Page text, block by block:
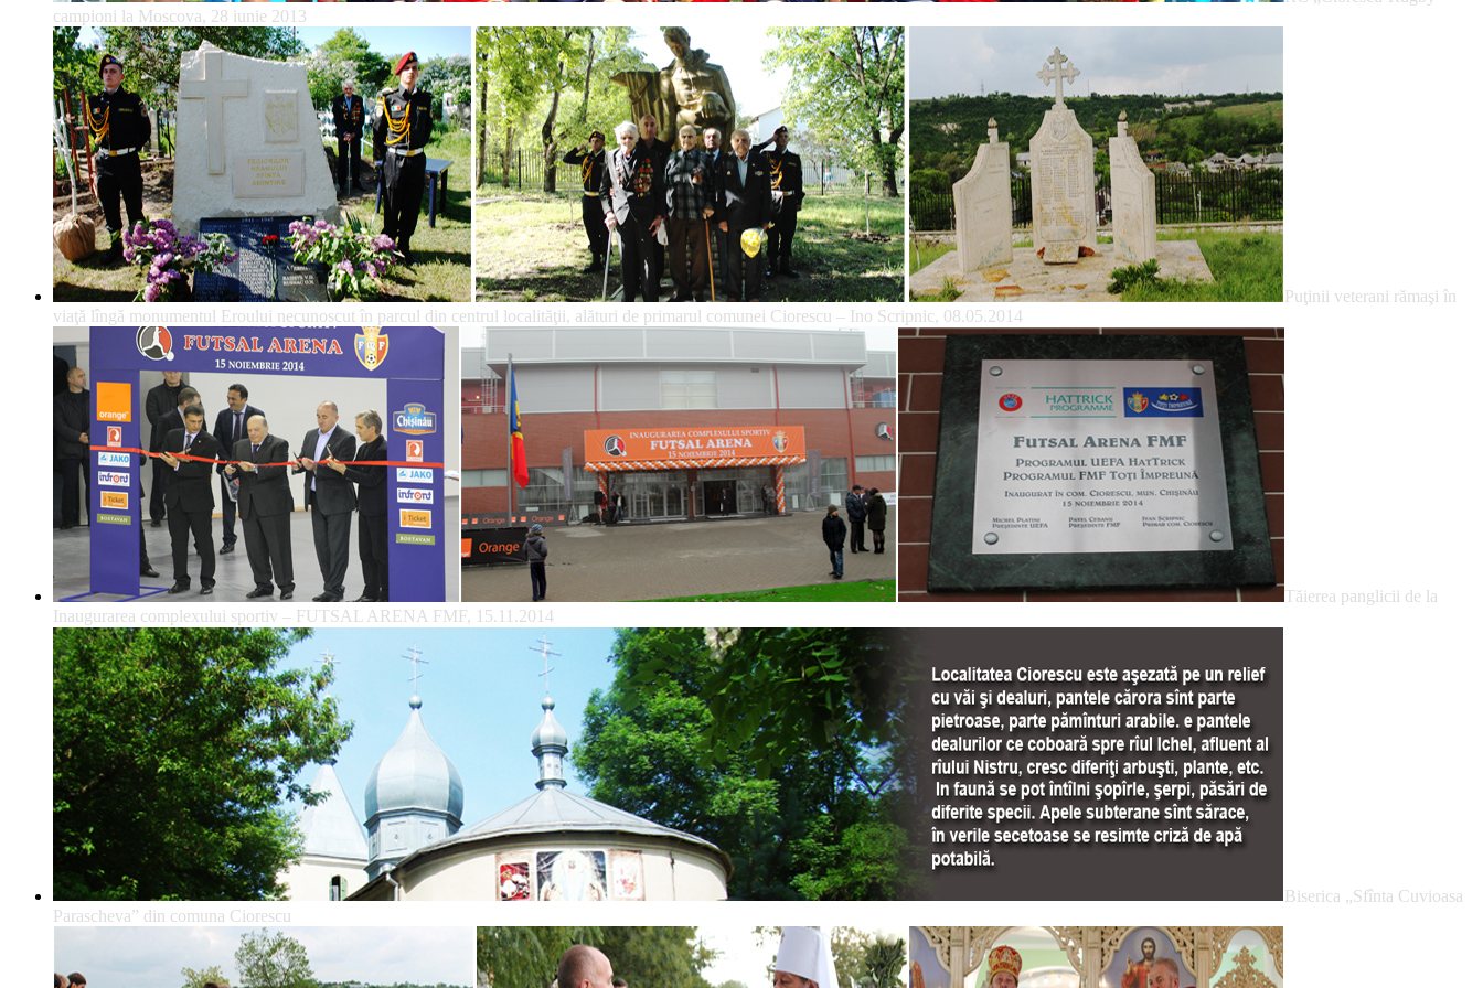
campioni la Moscova, 28 iunie 2013
Puţinii veterani rămaşi în
viaţă lîngă monumentul Eroului necunoscut în parcul din centrul localităţii, alături de primarul comunei Ciorescu – Ino Scripnic, 08.05.2014
Tăierea panglicii de la
Inaugurarea complexului sportiv – FUTSAL ARENA FMF, 15.11.2014
Biserica „Sfînta Cuvioasa
Parascheva” din comuna Ciorescu